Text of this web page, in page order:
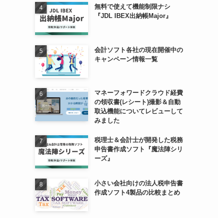
無料で使えて機能制限ナシ
『JDL IBEX出納帳Major』
会計ソフト各社の現在開催中の
キャンペーン情報一覧
マネーフォワードクラウド経費
の領収書(レシート)撮影＆自動
取込機能についてレビューして
みました
税理士＆会計士が開発した税務
申告書作成ソフト『魔法陣シリ
ーズ』
小さい会社向けの法人税申告書
作成ソフト4製品の比較まとめ